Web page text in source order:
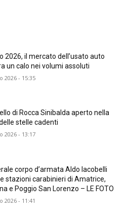
2026, il mercato dell’usato auto
un calo nei volumi assoluti
2026 - 15:35
di Rocca Sinibalda aperto nella
stelle cadenti
2026 - 13:17
corpo d’armata Aldo Iacobelli
stazioni carabinieri di Amatrice,
e Poggio San Lorenzo – LE FOTO
2026 - 11:41